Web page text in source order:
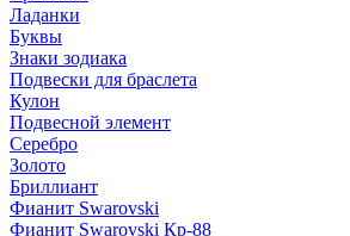
Ладанки
Буквы
Знаки зодиака
Подвески для браслета
Кулон
Подвесной элемент
Серебро
Золото
Бриллиант
Фианит Swarovski
Фианит Swarovski Кр-88